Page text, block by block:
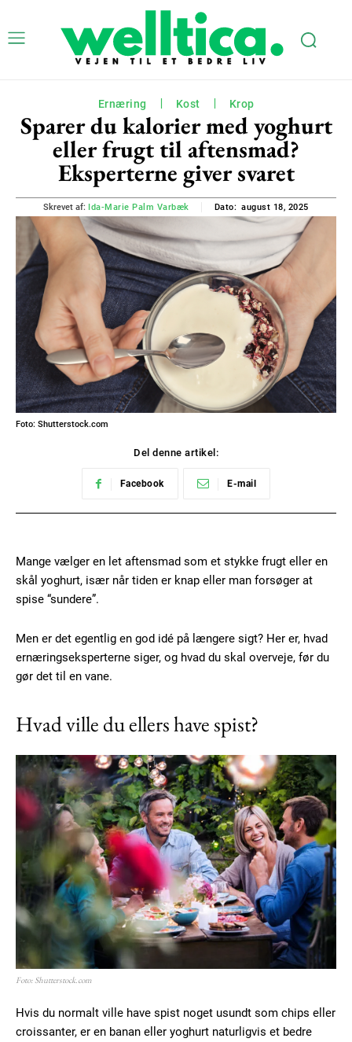
Ernæring Kost Krop
Sparer du kalorier med yoghurt
eller frugt til aftensmad?
Eksperterne giver svaret
Skrevet af: Ida-Marie Palm Varbæk Dato: august 18, 2025
Foto: Shutterstock.com
Del denne artikel:
Facebook E-mail
Mange vælger en let aftensmad som et stykke frugt eller en
skål yoghurt, især når tiden er knap eller man forsøger at
spise “sundere”.
Men er det egentlig en god idé på længere sigt? Her er, hvad
ernæringseksperterne siger, og hvad du skal overveje, før du
gør det til en vane.
Hvad ville du ellers have spist?
Foto: Shutterstock.com
Hvis du normalt ville have spist noget usundt som chips eller
croissanter, er en banan eller yoghurt naturligvis et bedre